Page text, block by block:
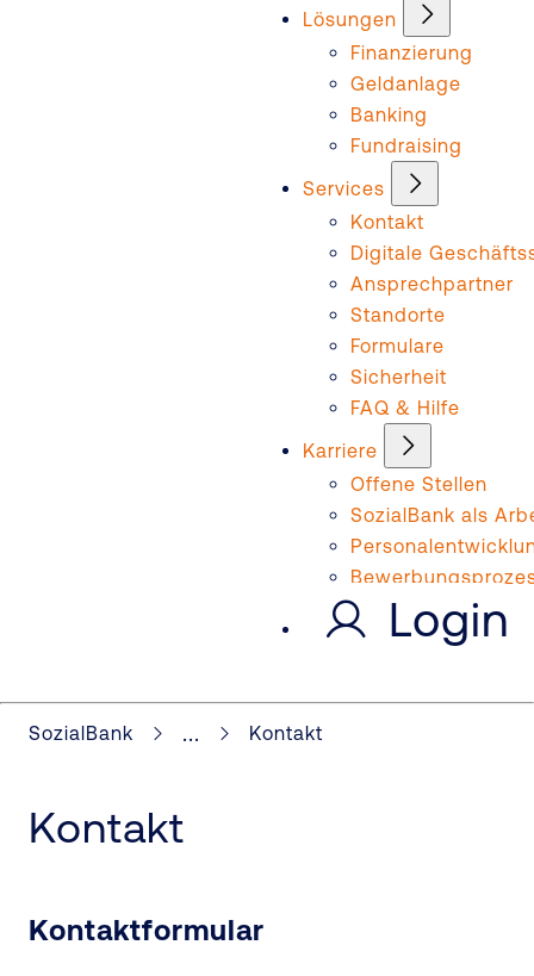
Lösungen
Finanzierung
Geldanlage
Banking
Fundraising
Services
Kontakt
Digitale
Ansprechpartner
Standorte
Formulare
Sicherheit
FAQ & Hilfe
Karriere
Offene Stellen
SozialBank als
Login
SozialBank ... Kontakt
Kontakt
Kontaktformular